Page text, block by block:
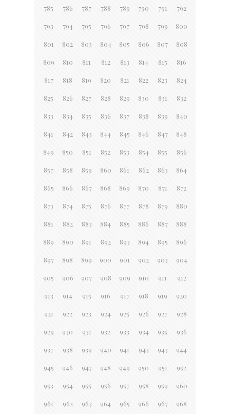
785 786 787 788 789 790 791 792
793 794 795 796 797 798 799 800
801 802 803 804 805 806 807 808
809 810 811 812 813 814 815 816
817 818 819 820 821 822 823 824
825 826 827 828 829 830 831 832
833 834 835 836 837 838 839 840
841 842 843 844 845 846 847 848
849 850 851 852 853 854 855 856
857 858 859 860 861 862 863 864
865 866 867 868 869 870 871 872
873 874 875 876 877 878 879 880
881 882 883 884 885 886 887 888
889 890 891 892 893 894 895 896
897 898 899 900 901 902 903 904
905 906 907 908 909 910 911 912
913 914 915 916 917 918 919 920
921 922 923 924 925 926 927 928
929 930 931 932 933 934 935 936
937 938 939 940 941 942 943 944
945 946 947 948 949 950 951 952
953 954 955 956 957 958 959 960
961 962 963 964 965 966 967 968